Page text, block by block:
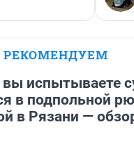
РЕКОМЕНДУЕМ
испытываете
в подпольной
в Рязани —